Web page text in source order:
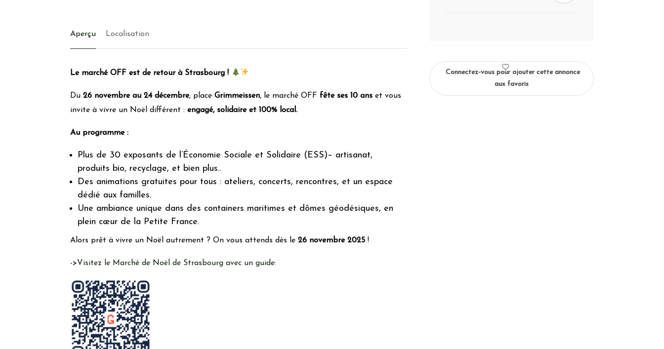
Aperçu Localisation
Le marché OFF est de retour à Strasbourg !
Du 26 novembre au 24 décembre, place Grimmeissen, le marché OFF fête ses 10 ans et vous
invite à vivre un Noël différent : engagé, solidaire et 100% local.
Au programme :
Plus de 30 exposants de l’Économie Sociale et Solidaire (ESS)– artisanat,
produits bio, recyclage, et bien plus..
Des animations gratuites pour tous : ateliers, concerts, rencontres, et un espace
dédié aux familles.
Une ambiance unique dans des containers maritimes et dômes géodésiques, en
plein cœur de la Petite France.
Alors prêt à vivre un Noël autrement ? On vous attends dès le 26 novembre 2025 !
->Visitez le Marché de Noël de Strasbourg avec un guide:
Connectez-vous pour ajouter cette annonce
aux favoris